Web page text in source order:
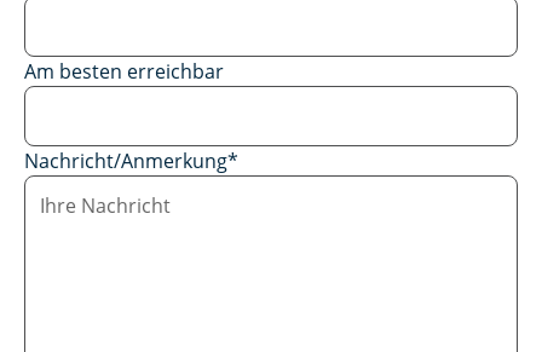
Am besten erreichbar
Nachricht/Anmerkung*